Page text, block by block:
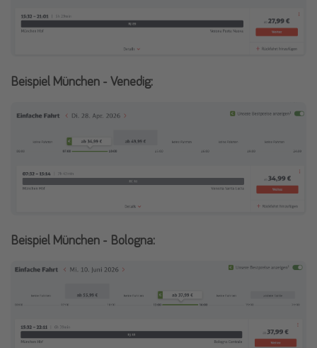
Beispiel München - Venedig:
Beispiel München - Bologna: